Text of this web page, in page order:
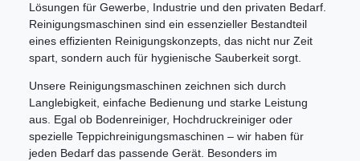
Lösungen für Gewerbe, Industrie und den privaten Bedarf.
Reinigungsmaschinen sind ein essenzieller Bestandteil
eines effizienten Reinigungskonzepts, das nicht nur Zeit
spart, sondern auch für hygienische Sauberkeit sorgt.
Unsere Reinigungsmaschinen zeichnen sich durch
Langlebigkeit, einfache Bedienung und starke Leistung
aus. Egal ob Bodenreiniger, Hochdruckreiniger oder
spezielle Teppichreinigungsmaschinen – wir haben für
jeden Bedarf das passende Gerät. Besonders im